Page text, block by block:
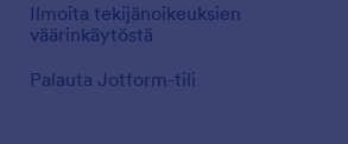
Ilmoita tekijänoikeuksien
väärinkäytöstä
Palauta Jotform-tili